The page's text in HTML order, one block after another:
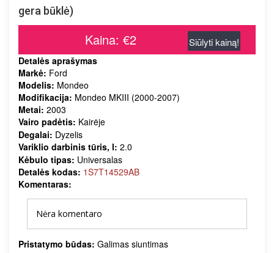
gera būklė)
Kaina: €2 Siūlyti kainą!
Detalės aprašymas
Markė: Ford
Modelis: Mondeo
Modifikacija: Mondeo MKIII (2000-2007)
Metai: 2003
Vairo padėtis: Kairėje
Degalai: Dyzelis
Variklio darbinis tūris, l: 2.0
Kėbulo tipas: Universalas
Detalės kodas: 1S7T14529AB
Komentaras:
Nėra komentaro
Pristatymo būdas: Galimas siuntimas